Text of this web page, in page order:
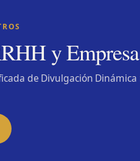
y Empresa
de Divulgación